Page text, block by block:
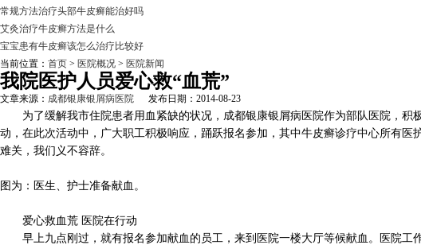
常规方法治疗头部牛皮癣能治好吗
艾灸治疗牛皮癣方法是什么
宝宝患有牛皮癣该怎么治疗比较好
当前位置： 首页 > 医院概况 > 医院新闻
我院医护人员爱心救“血荒”
文章来源： 成都银康银屑病医院 发布日期：2014-08-23
为了缓解我市住院患者用血紧缺的状况，成都银康银屑病医院作为部队医院，积
动，在此次活动中，广大职工积极响应，踊跃报名参加，其中牛皮癣诊疗中心所有
难关，我们义不容辞。
图为：医生、护士准备献血。
爱心救血荒 医院在行动
早上九点刚过，就有报名参加献血的员工，来到医院一楼大厅等候献血。医院工